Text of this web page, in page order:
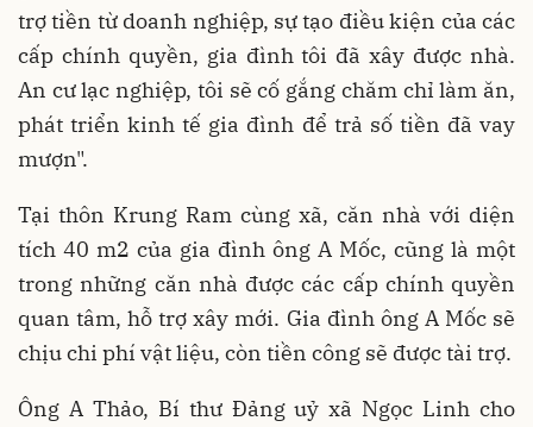
trợ tiền từ doanh nghiệp, sự tạo điều kiện của các
cấp chính quyền, gia đình tôi đã xây được nhà.
An cư lạc nghiệp, tôi sẽ cố gắng chăm chỉ làm ăn,
phát triển kinh tế gia đình để trả số tiền đã vay
mượn".
Tại thôn Krung Ram cùng xã, căn nhà với diện
tích 40 m2 của gia đình ông A Mốc, cũng là một
trong những căn nhà được các cấp chính quyền
quan tâm, hỗ trợ xây mới. Gia đình ông A Mốc sẽ
chịu chi phí vật liệu, còn tiền công sẽ được tài trợ.
Ông A Thảo, Bí thư Đảng uỷ xã Ngọc Linh cho